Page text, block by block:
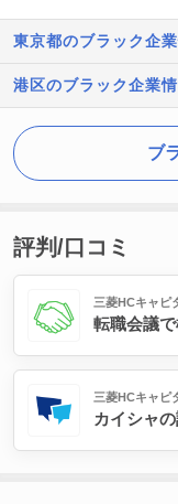
東京都のブラック企
港区のブラック企業
ブ
評判/口コミ
三菱HCキャピ
転職会議
三菱HCキャピ
カイシャ